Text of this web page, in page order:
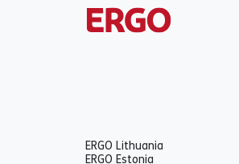
ERGO Lithuania
ERGO Estonia